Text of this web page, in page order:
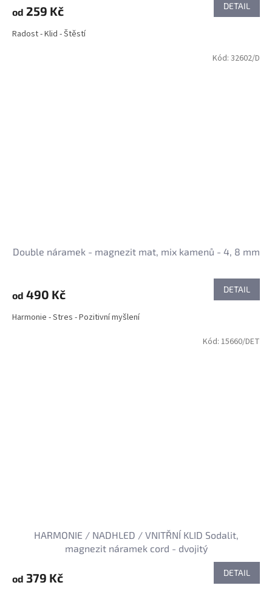
od 259 Kč DETAIL
Radost - Klid - Štěstí
Double náramek - magnezit mat, mix kamenů - 4, 8 mm
od 490 Kč DETAIL
Harmonie - Stres - Pozitivní myšlení
Kód: 32602/D
HARMONIE / NADHLED / VNITŘNÍ KLID Sodalit,
magnezit náramek cord - dvojitý
od 379 Kč DETAIL
Kód: 15660/DET